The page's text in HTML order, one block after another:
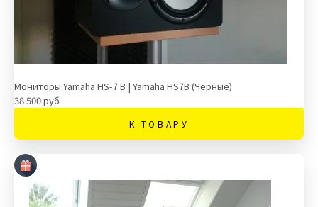
Мониторы Yamaha HS-7 B | Yamaha HS7B (Черные)
38 500 руб
К ТОВАРУ